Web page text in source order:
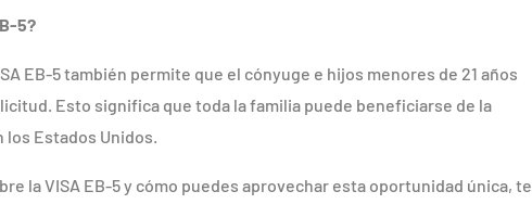
5?
EB-5 también permite que el cónyuge e hijos menores de 21 años
Esto significa que toda la familia puede beneficiarse de la
Estados Unidos.
la VISA EB-5 y cómo puedes aprovechar esta oportunidad única, te